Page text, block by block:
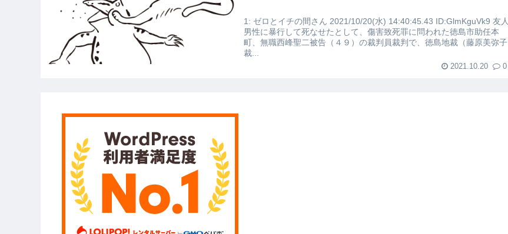
【愕然】白のクラウン俺氏、高速道路左車線を制限速度で走った結果
wwwwwwwwwwww
【悲報】佐藤輝明・・・２軍でも盛大にやらかす←あまり悲しませないでくれ
1: ゼロとイチの間さん 2021/10/20(水) 14:40:45.43 ID:GlmKguVk9 友人
男性に暴行して死なせたとして、傷害致死罪に問われた徳島市助任本
町、無職西峰聖二被告（４９）の裁判員裁判で、徳島地裁（藤原美弥子
裁...
2021.10.20 0